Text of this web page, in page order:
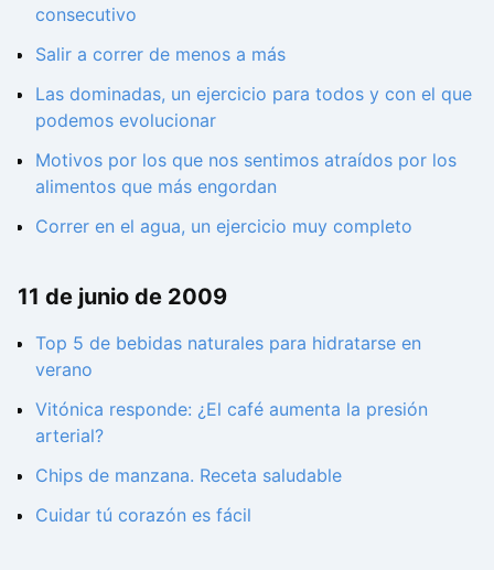
consecutivo
Salir a correr de menos a más
Las dominadas, un ejercicio para todos y con el que
podemos evolucionar
Motivos por los que nos sentimos atraídos por los
alimentos que más engordan
Correr en el agua, un ejercicio muy completo
11 de junio de 2009
Top 5 de bebidas naturales para hidratarse en
verano
Vitónica responde: ¿El café aumenta la presión
arterial?
Chips de manzana. Receta saludable
Cuidar tú corazón es fácil